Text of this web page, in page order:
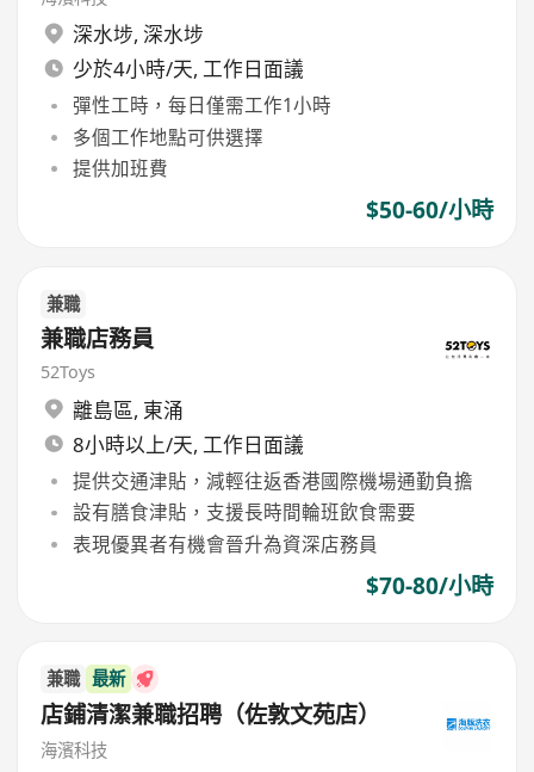
深水埗, 深水埗
少於4小時/天, 工作日面議
彈性工時，每日僅需工作1小時
多個工作地點可供選擇
提供加班費
$50-60/小時
兼職
兼職店務員
52Toys
離島區, 東涌
8小時以上/天, 工作日面議
提供交通津貼，減輕往返香港國際機場通勤負擔
設有膳食津貼，支援長時間輪班飲食需要
表現優異者有機會晉升為資深店務員
$70-80/小時
兼職 最新
店鋪清潔兼職招聘（佐敦文苑店）
海濱科技